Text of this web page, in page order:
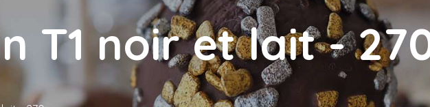
T1 noir et lait -